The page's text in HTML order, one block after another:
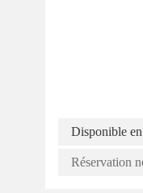
Disponible
Réservation